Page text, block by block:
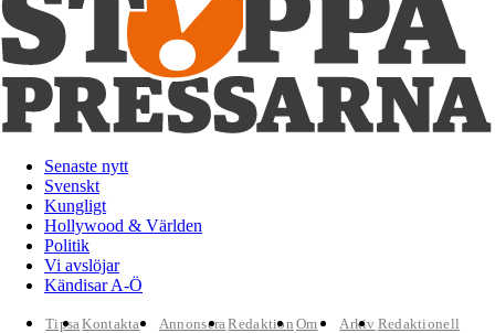
Senaste nytt
Svenskt
Kungligt
Hollywood & Världen
Politik
Vi avslöjar
Kändisar A-Ö
TipsaKontakta
AnnonseraRedaktion Om
Arkiv Redaktionell